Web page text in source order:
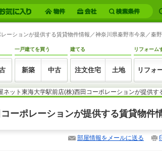
ーションが提供する賃貸物件情報／神奈川県秦野市今泉／秦
一戸建てを買う
新築 中古
建てる
注文住宅 土地
リフォーム
リフォ
ネット東海大学駅前店(株)西田コーポレーションが提供す
ーポレーションが提供する賃貸物件
部屋情報をメールに送る